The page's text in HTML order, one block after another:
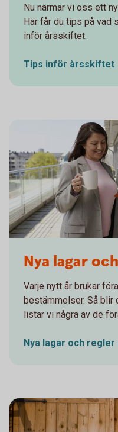
Nu närmar vi oss ett
Här får du tips på vad
inför årsskiftet.
Tips inför årsskiftet
Nya lagar
Varje nytt år brukar
bestämmelser. Så blir
listar vi några av de
Nya lagar och regler